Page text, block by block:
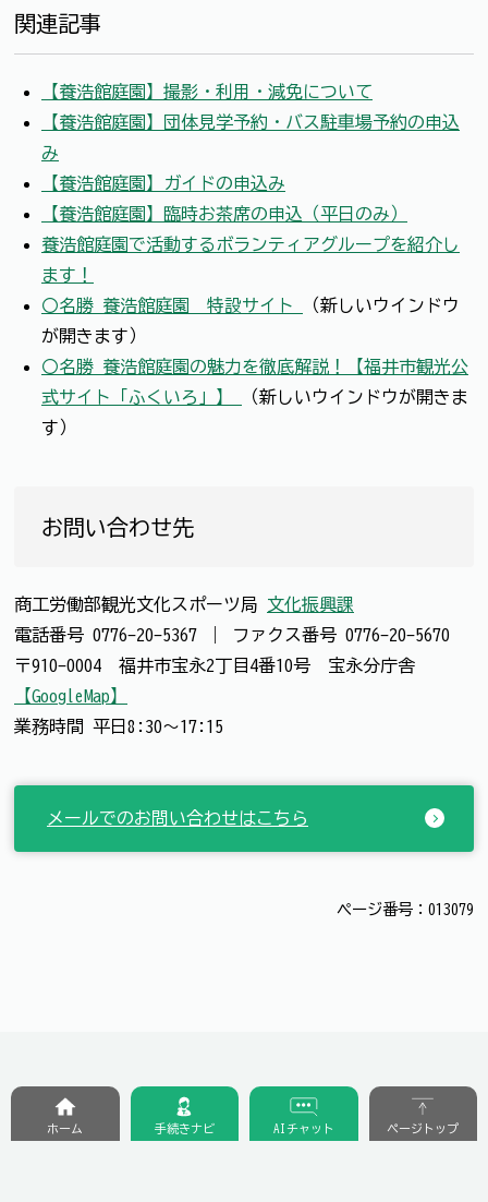
関連記事
【養浩館庭園】撮影・利用・減免について
【養浩館庭園】団体見学予約・バス駐車場予約の申込
み
【養浩館庭園】ガイドの申込み
【養浩館庭園】臨時お茶席の申込（平日のみ）
養浩館庭園で活動するボランティアグループを紹介し
ます！
〇名勝 養浩館庭園 特設サイト
（新しいウインドウ
が開きます）
〇名勝 養浩館庭園の魅力を徹底解説！【福井市観光公
式サイト「ふくいろ」】
（新しいウインドウが開きま
す）
お問い合わせ先
商工労働部観光文化スポーツ局 文化振興課
電話番号 0776-20-5367 ファクス番号 0776-20-5670
〒910-0004 福井市宝永2丁目4番10号 宝永分庁舎
【GoogleMap】
業務時間 平日8:30～17:15
メールでのお問い合わせはこちら
ページ番号：013079
ホーム 手続きナビ AIチャット ページトップ